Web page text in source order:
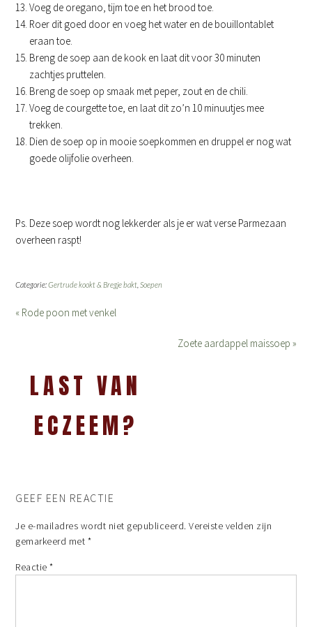
Voeg de oregano, tijm toe en het brood toe.
Roer dit goed door en voeg het water en de bouillontablet
eraan toe.
Breng de soep aan de kook en laat dit voor 30 minuten
zachtjes pruttelen.
Breng de soep op smaak met peper, zout en de chili.
Voeg de courgette toe, en laat dit zo’n 10 minuutjes mee
trekken.
Dien de soep op in mooie soepkommen en druppel er nog wat
goede olijfolie overheen.
Ps. Deze soep wordt nog lekkerder als je er wat verse Parmezaan
overheen raspt!
Categorie:Gertrude kookt & Bregje bakt ,Soepen
« Rode poon met venkel
Zoete aardappel maissoep »
LAST VAN
ECZEEM?
GEEF EEN REACTIE
Je e-mailadres wordt niet gepubliceerd. Vereiste velden zijn
gemarkeerd met *
Reactie*